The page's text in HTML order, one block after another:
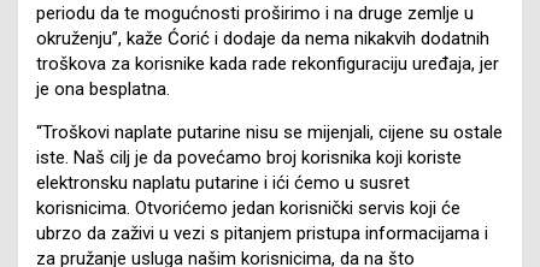
periodu da te mogućnosti proširimo i na druge zemlje u
okruženju”, kaže Ćorić i dodaje da nema nikakvih dodatnih
troškova za korisnike kada rade rekonfiguraciju uređaja, jer
je ona besplatna.
“Troškovi naplate putarine nisu se mijenjali, cijene su ostale
iste. Naš cilj je da povećamo broj korisnika koji koriste
elektronsku naplatu putarine i ići ćemo u susret
korisnicima. Otvorićemo jedan korisnički servis koji će
ubrzo da zaživi u vezi s pitanjem pristupa informacijama i
za pružanje usluga našim korisnicima, da na što